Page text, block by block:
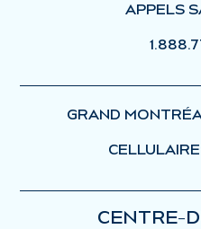
APPELS
GRAND
CENTRE-